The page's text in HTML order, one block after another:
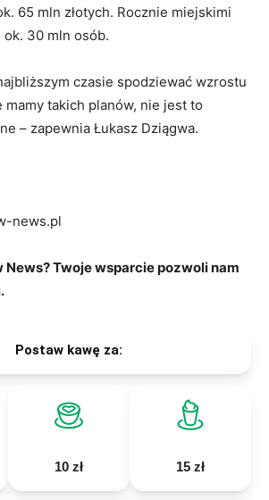
65 mln złotych. Rocznie miejskimi
30 mln osób.
czasie spodziewać wzrostu
mamy takich planów, nie jest to
– zapewnia Łukasz Dziągwa.
news.pl
Twoje wsparcie pozwoli nam
Postaw kawę za:
10 zł 15 zł